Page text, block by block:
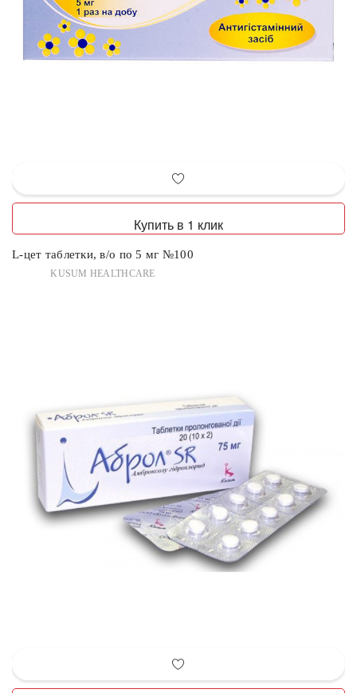
Купить в 1 клик
L-цет таблетки, в/о по 5 мг №100
KUSUM HEALTHCARE